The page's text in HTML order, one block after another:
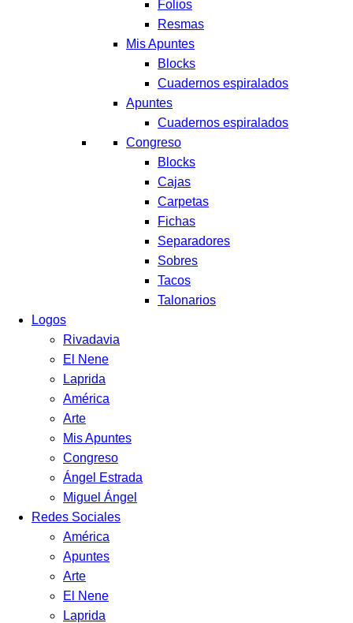
Folios
Resmas
Mis Apuntes
Blocks
Cuadernos espiralados
Apuntes
Cuadernos espiralados
Congreso
Blocks
Cajas
Carpetas
Fichas
Separadores
Sobres
Tacos
Talonarios
Logos
Rivadavia
El Nene
Laprida
América
Arte
Mis Apuntes
Congreso
Ángel Estrada
Miguel Ángel
Redes Sociales
América
Apuntes
Arte
El Nene
Laprida